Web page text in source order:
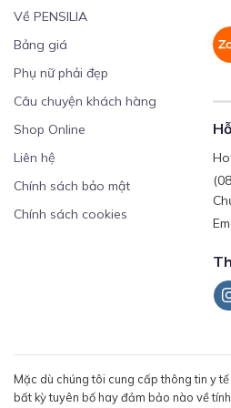
Về PENSILIA
Bảng giá
Phụ nữ phải đẹp
Câu chuyện khách hàng
Shop Online
Liên hệ
Chính sách bảo mật
Chính sách cookies
Mặc dù chúng tôi cung cấp thông tin y
bất kỳ tuyên bố hay đảm bảo nào về